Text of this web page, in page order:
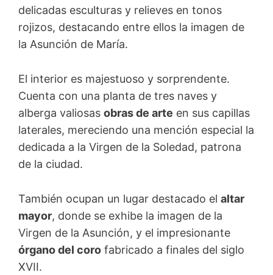
delicadas esculturas y relieves en tonos
rojizos, destacando entre ellos la imagen de
la Asunción de María.
El interior es majestuoso y sorprendente.
Cuenta con una planta de tres naves y
alberga valiosas obras de arte en sus capillas
laterales, mereciendo una mención especial la
dedicada a la Virgen de la Soledad, patrona
de la ciudad.
También ocupan un lugar destacado el altar
mayor, donde se exhibe la imagen de la
Virgen de la Asunción, y el impresionante
órgano del coro fabricado a finales del siglo
XVII.